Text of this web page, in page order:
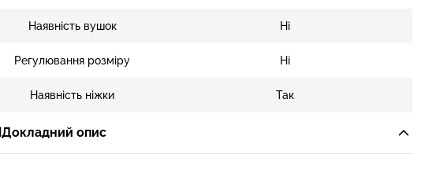
Наявність вушок Ні
Регулювання розміру Ні
Наявність ніжки Так
Докладний опис